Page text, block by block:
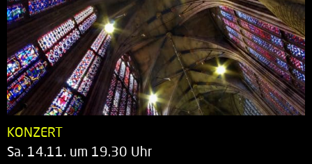
KONZERT
Sa. 14.11. um 19.30 Uhr